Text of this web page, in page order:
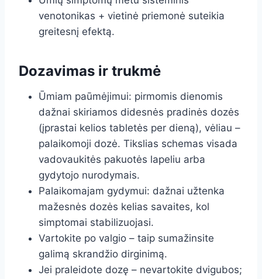
venotonikas + vietinė priemonė suteikia
greitesnį efektą.
Dozavimas ir trukmė
Ūmiam paūmėjimui: pirmomis dienomis
dažnai skiriamos didesnės pradinės dozės
(įprastai kelios tabletės per dieną), vėliau –
palaikomoji dozė. Tikslias schemas visada
vadovaukitės pakuotės lapeliu arba
gydytojo nurodymais.
Palaikomajam gydymui: dažnai užtenka
mažesnės dozės kelias savaites, kol
simptomai stabilizuojasi.
Vartokite po valgio – taip sumažinsite
galimą skrandžio dirginimą.
Jei praleidote dozę – nevartokite dvigubos;